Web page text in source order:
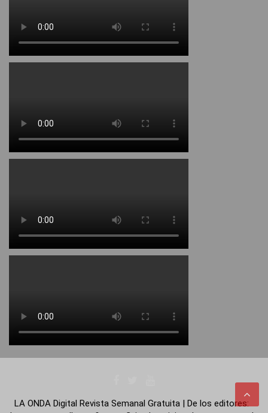
LA ONDA Digital Revista Semanal Gratuita | De los editores: